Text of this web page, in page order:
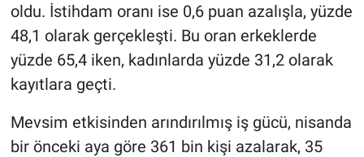
oldu. İstihdam oranı ise 0,6 puan azalışla, yüzde
48,1 olarak gerçekleşti. Bu oran erkeklerde
yüzde 65,4 iken, kadınlarda yüzde 31,2 olarak
kayıtlara geçti.
Mevsim etkisinden arındırılmış iş gücü, nisanda
bir önceki aya göre 361 bin kişi azalarak, 35